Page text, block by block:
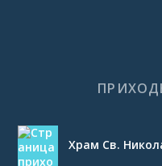
Храм Св.